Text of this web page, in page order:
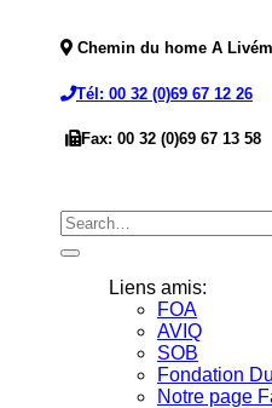
Chemin du home A
Tél: 00 32 (0)69 67 12 26
Fax: 00 32 (0)69 67 13 58
Liens amis:
FOA
AVIQ
SOB
Fondation
Notre page